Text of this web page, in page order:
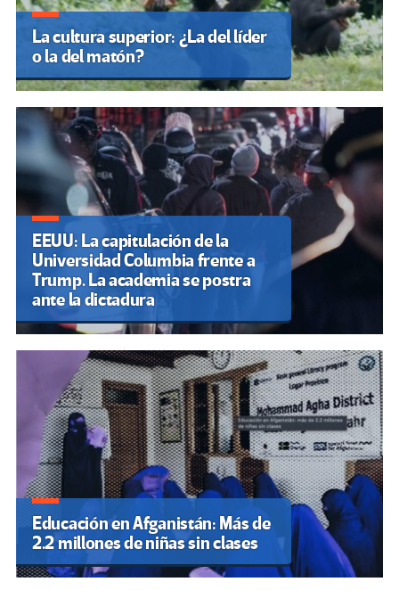
La cultura superior: ¿La del líder
o la del matón?
EEUU: La capitulación de la
Universidad Columbia frente a
Trump. La academia se postra
ante la dictadura
Educación en Afganistán: Más de
2.2 millones de niñas sin clases